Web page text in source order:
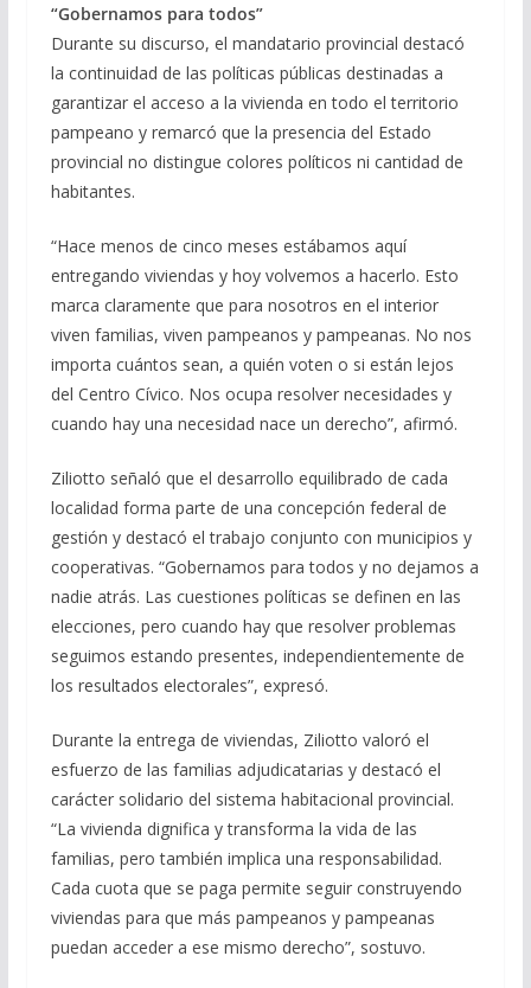
“Gobernamos para todos”
Durante su discurso, el mandatario provincial destacó
la continuidad de las políticas públicas destinadas a
garantizar el acceso a la vivienda en todo el territorio
pampeano y remarcó que la presencia del Estado
provincial no distingue colores políticos ni cantidad de
habitantes.
“Hace menos de cinco meses estábamos aquí
entregando viviendas y hoy volvemos a hacerlo. Esto
marca claramente que para nosotros en el interior
viven familias, viven pampeanos y pampeanas. No nos
importa cuántos sean, a quién voten o si están lejos
del Centro Cívico. Nos ocupa resolver necesidades y
cuando hay una necesidad nace un derecho”, afirmó.
Ziliotto señaló que el desarrollo equilibrado de cada
localidad forma parte de una concepción federal de
gestión y destacó el trabajo conjunto con municipios y
cooperativas. “Gobernamos para todos y no dejamos a
nadie atrás. Las cuestiones políticas se definen en las
elecciones, pero cuando hay que resolver problemas
seguimos estando presentes, independientemente de
los resultados electorales”, expresó.
Durante la entrega de viviendas, Ziliotto valoró el
esfuerzo de las familias adjudicatarias y destacó el
carácter solidario del sistema habitacional provincial.
“La vivienda dignifica y transforma la vida de las
familias, pero también implica una responsabilidad.
Cada cuota que se paga permite seguir construyendo
viviendas para que más pampeanos y pampeanas
puedan acceder a ese mismo derecho”, sostuvo.